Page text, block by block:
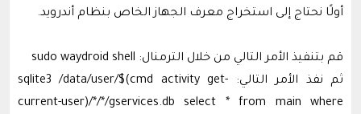
أولًا نحتاج إلى استخراج معرف الجهاز الخاص بنظام أندرويد.
قم بتنفيذ الأمر التالي من خلال الترمنال: sudo waydroid shell
ثم نفذ الأمر التالي: sqlite3 /data/user/$(cmd activity get-
current-user)/*/*/gservices.db select * from main where